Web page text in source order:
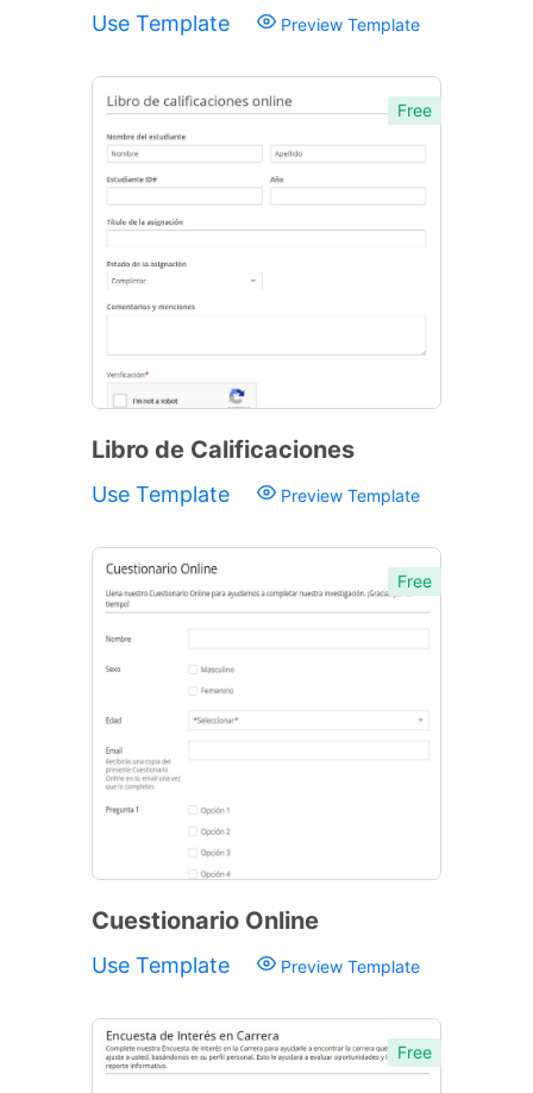
Use Template Preview Template
Free
Libro de Calificaciones
Use Template Preview Template
Free
Cuestionario Online
Use Template Preview Template
Free